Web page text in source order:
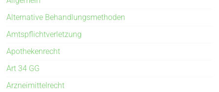
Alternative Behandlungsmethoden
Amtspflichtverletzung
Apothekenrecht
Art 34 GG
Arzneimittelrecht